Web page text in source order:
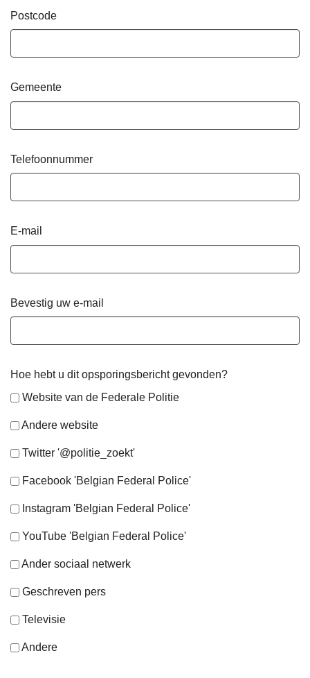
Postcode
Gemeente
Telefoonnummer
E-mail
Bevestig uw e-mail
Hoe hebt u dit opsporingsbericht gevonden?
Website van de Federale Politie
Andere website
Twitter '@politie_zoekt'
Facebook 'Belgian Federal Police'
Instagram 'Belgian Federal Police'
YouTube 'Belgian Federal Police'
Ander sociaal netwerk
Geschreven pers
Televisie
Andere